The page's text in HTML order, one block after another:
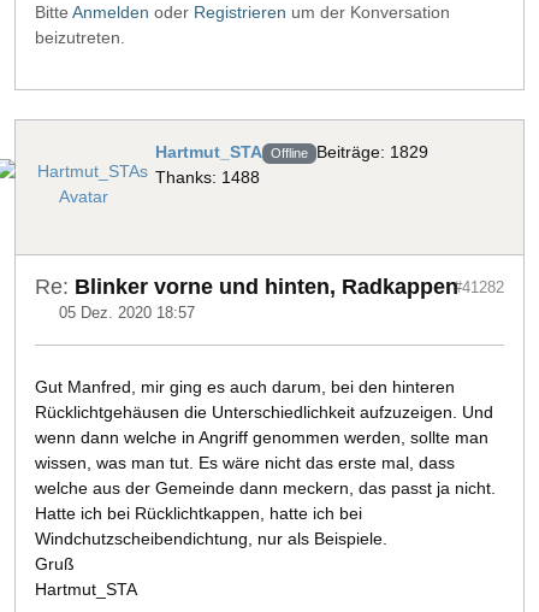
Bitte Anmelden oder Registrieren um der Konversation
beizutreten.
Hartmut_STA Offline Beiträge: 1829
Thanks: 1488
Re: Blinker vorne und hinten, Radkappen
05 Dez. 2020 18:57
#41282
Gut Manfred, mir ging es auch darum, bei den hinteren
Rücklichtgehäusen die Unterschiedlichkeit aufzuzeigen. Und
wenn dann welche in Angriff genommen werden, sollte man
wissen, was man tut. Es wäre nicht das erste mal, dass
welche aus der Gemeinde dann meckern, das passt ja nicht.
Hatte ich bei Rücklichtkappen, hatte ich bei
Windchutzscheibendichtung, nur als Beispiele.
Gruß
Hartmut_STA